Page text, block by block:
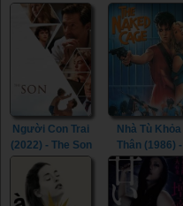
(2022) - Life Is
Beautiful (2022)
(2015) - In the
Room (2015)
Người Con Trai
(2022) - The Son
(2022)
Nhà Tù Khỏa
Thân (1986) -
The Naked
Cage (1986)